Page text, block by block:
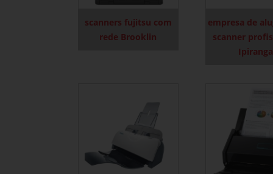
scanners fujitsu com
rede Brooklin
empresa de
scanner
Ipiranga